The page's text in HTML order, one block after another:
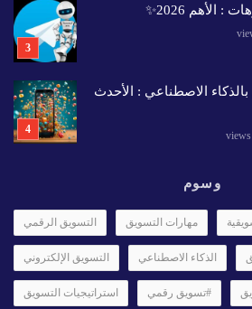
2026✨️
الاصطناعي : الأحدث
وسوم
التسويق الرقمي مهارات التسويق
التسويق الإلكتروني الذكاء الاصطناعي
استراتيجيات التسويق #تسويق رقمي